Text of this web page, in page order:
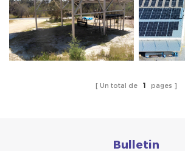
Un total de 1 pages
Bulletin